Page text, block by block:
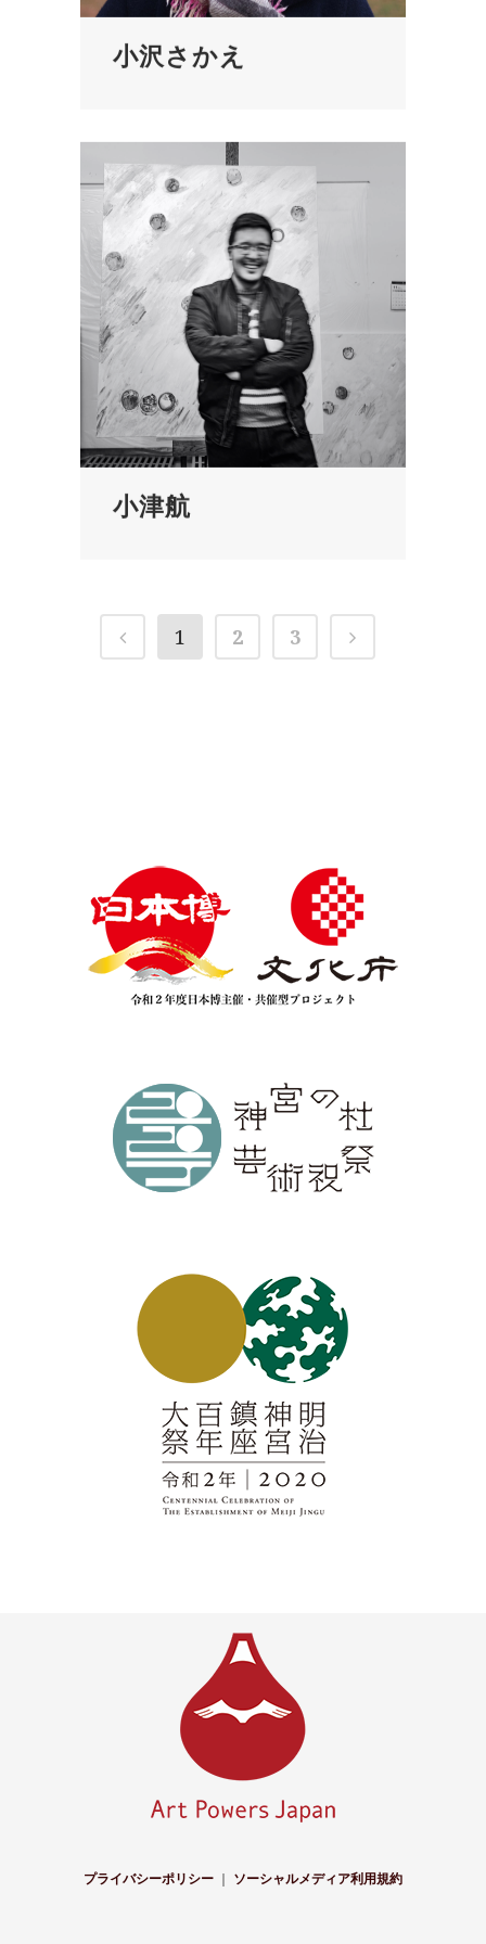
小沢さかえ
小津航
1 2 3
プライバシーポリシー ｜ ソーシャルメディア利用規約